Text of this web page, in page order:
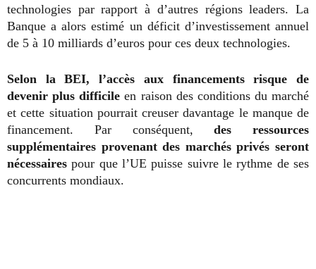
technologies par rapport à d’autres régions leaders. La
Banque a alors estimé un déficit d’investissement annuel
de 5 à 10 milliards d’euros pour ces deux technologies.
Selon la BEI, l’accès aux financements risque de
devenir plus difficile en raison des conditions du marché
et cette situation pourrait creuser davantage le manque de
financement. Par conséquent,des ressources
supplémentaires provenant des marchés privés seront
nécessaires pour que l’UE puisse suivre le rythme de ses
concurrents mondiaux.